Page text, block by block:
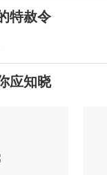
特赦令
应知晓